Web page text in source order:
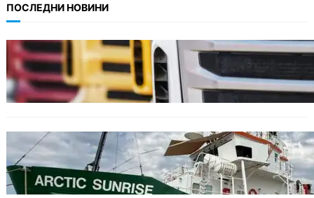
ПОСЛЕДНИ НОВИНИ
БЪЛГАРИЯ
Нови ограничения за камионите над 12
тона по ключови пътища през август
БЪЛГАРИЯ
Корабът на „Грийнпийс“ пристигна във
Варна с кампания за опазване на Черно
море